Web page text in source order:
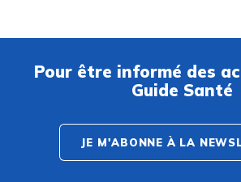
Pour être informé des
Guide Santé
JE M'ABONNE À LA